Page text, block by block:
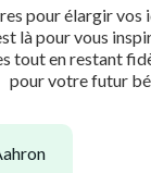
pour élargir vos
pour vous
tout en restant
pour votre futur
aahron